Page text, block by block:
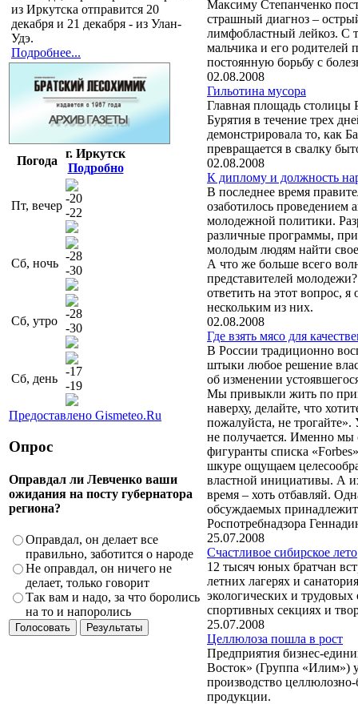
из Иркутска отправится 20
декабря и 21 декабря - из Улан-
Удэ.
Подробнее...
Погода
г. Иркутск
Подробно
Пт, вечер
-20
-22
Сб, ночь
-28
-30
Сб, утро
-28
-30
Сб, день
-17
-19
Предоставлено Gismeteo.Ru
Опрос
Оправдал ли Левченко ваши
ожидания на посту губернатора
региона?
Оправдал, он делает все
правильно, заботится о народе
Не оправдал, он ничего не
делает, только говорит
Так вам и надо, за что боролись
на то и напоролись
Максиму Степанченко
страшный диагноз –
лимфобластный лейкоз. С
мальчика и его родителей
постоянную борьбу с
02.08.2008
Гильотина мусора
Главная площадь столицы
Бурятия в течение трех
демонстрировала то, как
превращается в свалку
02.08.2008
К диплому и должность
В последнее время
озаботилось проведением
молодежной политики.
различные программы,
молодым людям найти
А что же больше всего
представителей
ответить на этот вопрос, я
нескольким из них.
02.08.2008
Где взять мясо для
В России традиционно
штыки любое решение
об изменении
Мы привыкли жить по
наверху, делайте, что
пожалуйста, не трогайте».
не получается. Именно мы
фигуранты списка
шкуре ощущаем
властной инициативы. А
время – хоть отбавляй.
обсуждаемых принадлежит
Роспотребнадзора
25.07.2008
Счастливое сибирское лето
12 тысяч юных братчан
летних лагерях и
экологических и трудовых
спортивных секциях и
25.07.2008
Целлюлоза пошла в рост
Предприятия бизнес-
Восток» (Группа «Илим»)
производство
продукции.